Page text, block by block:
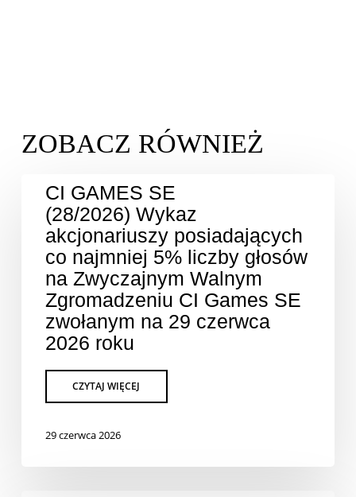
CI GAMES SE
(28/2026) Wykaz
akcjonariuszy posiadających
co najmniej 5% liczby głosów
na Zwyczajnym Walnym
Zgromadzeniu CI Games SE
zwołanym na 29 czerwca
2026 roku
29 czerwca 2026